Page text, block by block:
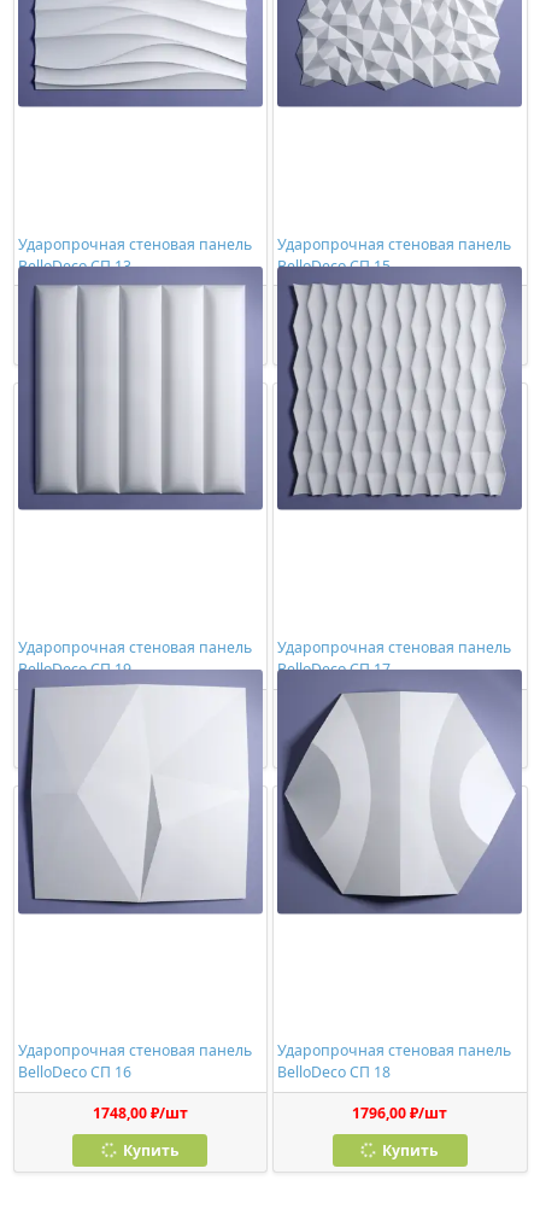
Ударопрочная стеновая панель
BelloDeco СП 13
Ударопрочная стеновая панель
BelloDeco СП 15
1602,00 ₽/шт
Купить
Ударопрочная стеновая панель
BelloDeco СП 19
Ударопрочная стеновая панель
BelloDeco СП 17
1603,00 ₽/шт
Ударопрочная стеновая панель
BelloDeco СП 16
1748,00 ₽/шт
Купить
Ударопрочная стеновая панель
BelloDeco СП 18
1796,00 ₽/шт
Купить